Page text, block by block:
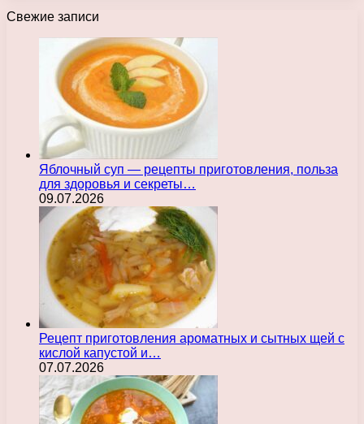
Свежие записи
Яблочный суп — рецепты приготовления, польза
для здоровья и секреты…
09.07.2026
Рецепт приготовления ароматных и сытных щей с
кислой капустой и…
07.07.2026